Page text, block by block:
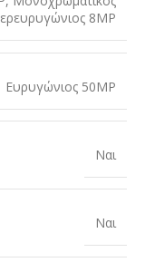
8MP
Ευρυγώνιος 50MP
Ναι
Ναι